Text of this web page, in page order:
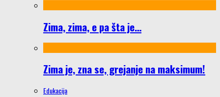
Zima, zima, e pa šta je…
Zima je, zna se, grejanje na maksimum!
Edukacija